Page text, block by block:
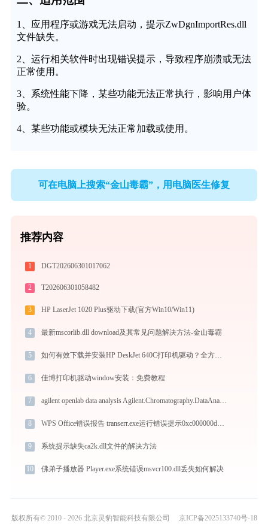
1、应用程序或游戏无法启动，提示ZwDgnImportRes.dll
文件缺失。
2、运行相关软件时出现错误提示，导致程序崩溃或无法
正常使用。
3、系统性能下降，某些功能无法正常执行，影响用户体
验。
4、某些功能或模块无法正常加载或使用。
可在电脑上搜索“金山毒霸”，用电脑医生修复
推荐内容
1 DGT202606301017062
2 T202606301058482
3 HP LaserJet 1020 Plus驱动下载(官方Win10/Win11)
4 最新mscorlib.dll download及其常见问题解决方法-金山毒霸
5 如何有效下载并安装HP DeskJet 640C打印机驱动？全方位指导手册
6 佳博打印机驱动window安装：免费教程
7 agilent openlab data analysis Agilent.Chromatography.DataAnalysis.Processing.ProcessingServer.exe错误码0xc0000005处理办法
8 WPS Office错误报告 transerr.exe运行错误提示0xc000000d的解决办法
9 系统提示缺失ca2k.dll文件的解决方法
10 佛弟子播放器 Player.exe系统错误msvcr100.dll丢失如何解决
版权所有© 2010 - 2026 北京灵豹智能科技有限公司 京ICP备2025133740号-18